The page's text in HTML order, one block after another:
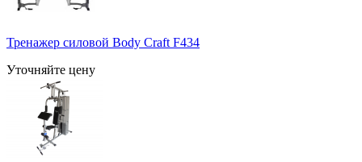
Тренажер силовой Body Craft F434
Уточняйте цену